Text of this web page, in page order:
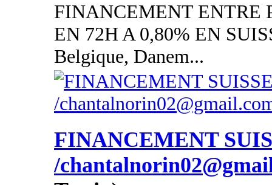
FINANCEMENT ENTRE
EN 72H A 0,80% EN
Belgique, Danem...
FINANCEMENT
/